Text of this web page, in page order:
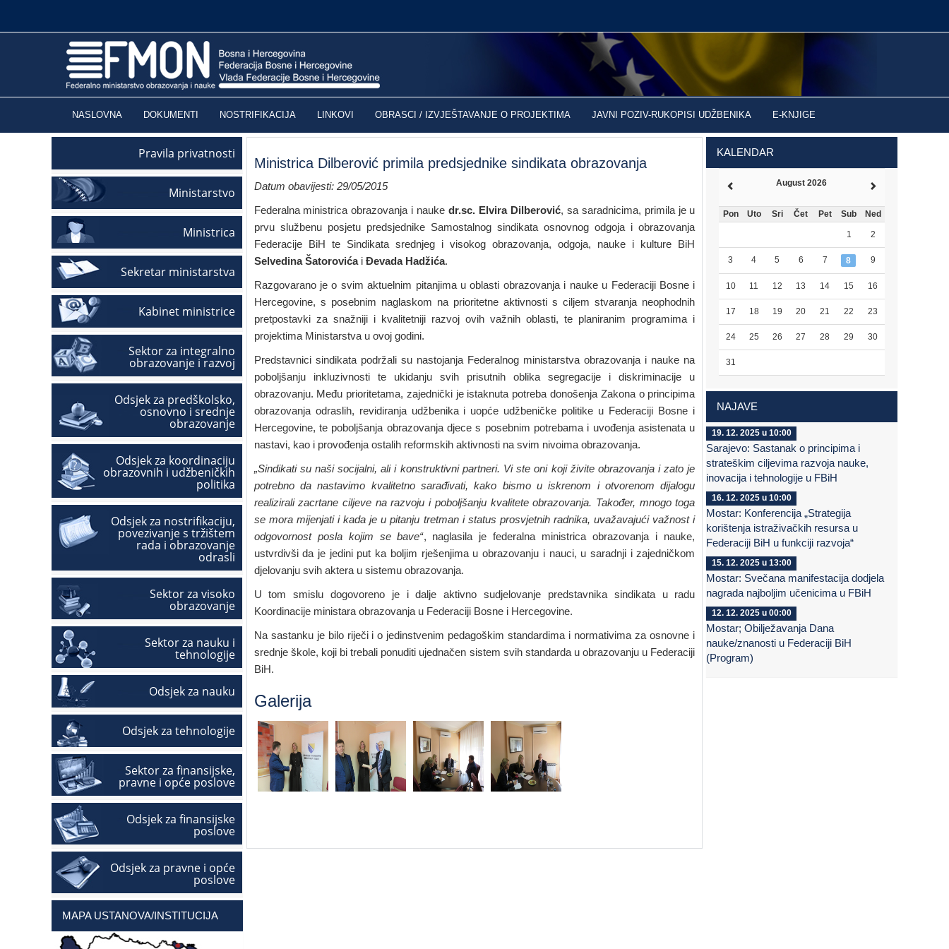
NASLOVNA DOKUMENTI NOSTRIFIKACIJA LINKOVI OBRASCI / IZVJEŠTAVANJE O PROJEKTIMA JAVNI POZIV-RUKOPISI UDŽBENIKA E-KNJIGE
Pravila privatnosti
Ministarstvo
Ministrica
Sekretar ministarstva
Kabinet ministrice
Sektor za integralno
obrazovanje i razvoj
Odsjek za predškolsko,
osnovno i srednje
obrazovanje
Odsjek za koordinaciju
obrazovnih i udžbeničkih
politika
Odsjek za nostrifikaciju,
povezivanje s tržištem
rada i obrazovanje
odrasli
Sektor za visoko
obrazovanje
Sektor za nauku i
tehnologije
Odsjek za nauku
Odsjek za tehnologije
Sektor za finansijske,
pravne i opće poslove
Odsjek za finansijske
poslove
Odsjek za pravne i opće
poslove
MAPA USTANOVA/INSTITUCIJA
Ministrica Dilberović primila predsjednike sindikata obrazovanja
Datum obavijesti: 29/05/2015
Federalna ministrica obrazovanja i naukedr.sc. Elvira Dilberović, sa saradnicima, primila je u
prvu službenu posjetu predsjednike Samostalnog sindikata osnovnog odgoja i obrazovanja
Federacije BiH te Sindikata srednjeg i visokog obrazovanja, odgoja, nauke i kulture BiH
Selvedina Šatorovićai Đevada Hadžića.
Razgovarano je o svim aktuelnim pitanjima u oblasti obrazovanja i nauke u Federaciji Bosne i
Hercegovine, s posebnim naglaskom na prioritetne aktivnosti s ciljem stvaranja neophodnih
pretpostavki za snažniji i kvalitetniji razvoj ovih važnih oblasti, te planiranim programima i
projektima Ministarstva u ovoj godini.
Predstavnici sindikata podržali su nastojanja Federalnog ministarstva obrazovanja i nauke na
poboljšanju inkluzivnosti te ukidanju svih prisutnih oblika segregacije i diskriminacije u
obrazovanju. Među prioritetama, zajednički je istaknuta potreba donošenja Zakona o principima
obrazovanja odraslih, revidiranja udžbenika i uopće udžbeničke politike u Federaciji Bosne i
Hercegovine, te poboljšanja obrazovanja djece s posebnim potrebama i uvođenja asistenata u
nastavi, kao i provođenja ostalih reformskih aktivnosti na svim nivoima obrazovanja.
„Sindikati su naši socijalni, ali i konstruktivni partneri. Vi ste oni koji živite obrazovanja i zato je
potrebno da nastavimo kvalitetno sarađivati, kako bismo u iskrenom i otvorenom dijalogu
realizirali zacrtane ciljeve na razvoju i poboljšanju kvalitete obrazovanja. Također, mnogo toga
se mora mijenjati i kada je u pitanju tretman i status prosvjetnih radnika, uvažavajući važnost i
odgovornost posla kojim se bave“, naglasila je federalna ministrica obrazovanja i nauke,
ustvrdivši da je jedini put ka boljim rješenjima u obrazovanju i nauci, u saradnji i zajedničkom
djelovanju svih aktera u sistemu obrazovanja.
U tom smislu dogovoreno je i dalje aktivno sudjelovanje predstavnika sindikata u radu
Koordinacije ministara obrazovanja u Federaciji Bosne i Hercegovine.
Na sastanku je bilo riječi i o jedinstvenim pedagoškim standardima i normativima za osnovne i
srednje škole, koji bi trebali ponuditi ujednačen sistem svih standarda u obrazovanju u Federaciji
BiH.
Galerija
KALENDAR
August 2026
Pon Uto Sri Čet Pet Sub Ned
1 2
3 4 5 6 7 8 9
10 11 12 13 14 15 16
17 18 19 20 21 22 23
24 25 26 27 28 29 30
31
NAJAVE
19. 12. 2025 u 10:00
Sarajevo: Sastanak o principima i
strateškim ciljevima razvoja nauke,
inovacija i tehnologije u FBiH
16. 12. 2025 u 10:00
Mostar: Konferencija „Strategija
korištenja istraživačkih resursa u
Federaciji BiH u funkciji razvoja“
15. 12. 2025 u 13:00
Mostar: Svečana manifestacija dodjela
nagrada najboljim učenicima u FBiH
12. 12. 2025 u 00:00
Mostar; Obilježavanja Dana
nauke/znanosti u Federaciji BiH
(Program)